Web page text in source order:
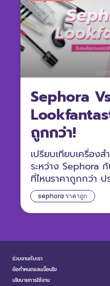
sephora ราคาถูก
Sephora
ถูกกว่า!
เปรียบเทียบเครื่องส
ระหว่าง Sephora
ที่ไหนราคาถูกกว่า ป
มาดูกัน
ร่วมงานกับเรา
ข้อกำหนดและเงื่อนไข
นโยบายการใช้งาน